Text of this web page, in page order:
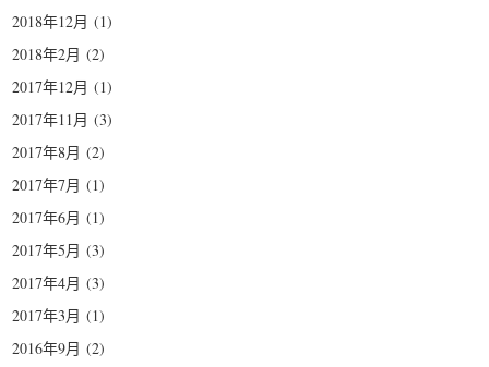
2018年12月 (1)
2018年2月 (2)
2017年12月 (1)
2017年11月 (3)
2017年8月 (2)
2017年7月 (1)
2017年6月 (1)
2017年5月 (3)
2017年4月 (3)
2017年3月 (1)
2016年9月 (2)